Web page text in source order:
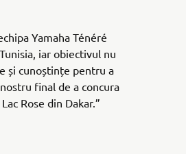
Yamaha Ténéré
iar obiectivul nu
și cunoștințe pentru a
final de a concura
Rose din Dakar.”